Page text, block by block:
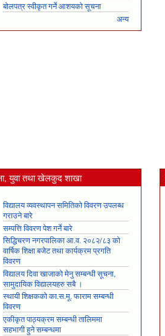
बोलपत्र स्वीकृत गर्ने आशयको सूचना
अन्य
युवा तथा खेलकुद शाखा
विद्यालय व्यवस्थापन समितिको विवरण उपलब्ध
गराउने बारे
सम्पत्ति विवरण पेश गर्ने बारे
सिद्धिचरण नगरपालिका आ.व. २०८२/८३ को
वार्षिक शिक्षा बजेट तथा कार्यक्रम प्रगति
विवरण
विद्यालय दिवा खाजाको मेनु सम्बन्धी सूचना,
सामुदायिक विद्यालयहरु सबै ।
स्थायी शिक्षकको का.स.मू. फाराम सम्बन्धी
विवरण
एकीकृत पाठ्यक्रम सम्बन्धी तालिममा
सहभागी हुने सम्बन्धमा